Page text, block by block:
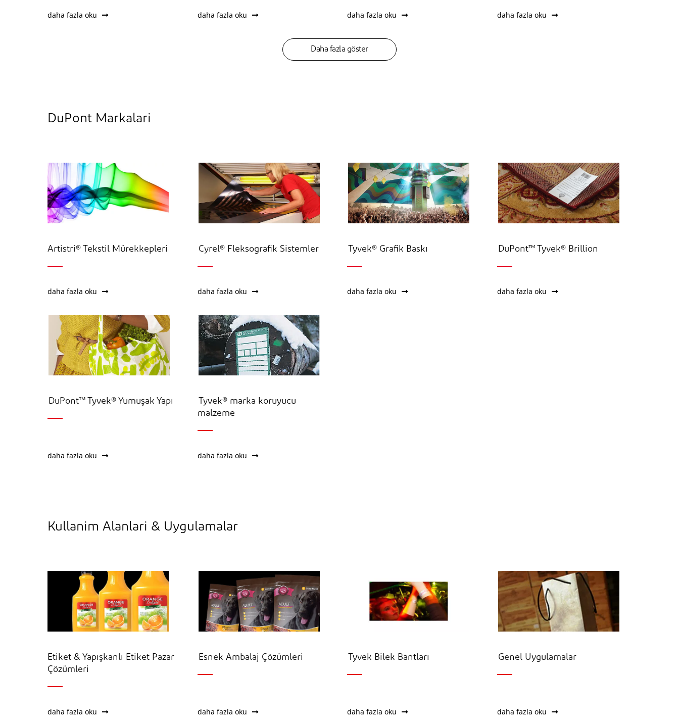
daha fazla oku daha fazla oku daha fazla oku daha fazla oku
Daha fazla göster
DuPont Markalari
Artistri® Tekstil Mürekkepleri
daha fazla oku
Cyrel® Fleksografik Sistemler
daha fazla oku
Tyvek® Grafik Baskı
daha fazla oku
DuPont™ Tyvek® Brillion
daha fazla oku
DuPont™ Tyvek® Yumuşak Yapı
daha fazla oku
Tyvek® marka koruyucu
malzeme
daha fazla oku
Kullanim Alanlari & Uygulamalar
Etiket & Yapışkanlı Etiket Pazar
Çözümleri
daha fazla oku
Esnek Ambalaj Çözümleri
daha fazla oku
Tyvek Bilek Bantları
daha fazla oku
Genel Uygulamalar
daha fazla oku